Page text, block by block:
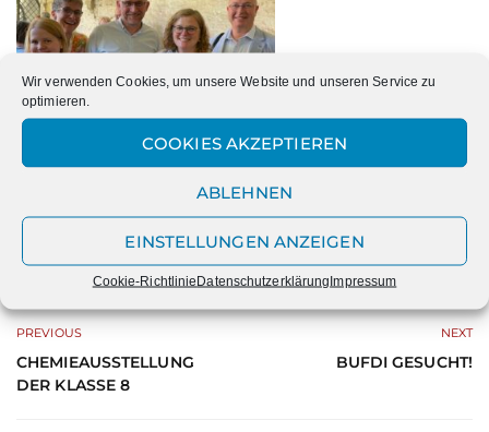
Wir verwenden Cookies, um unsere Website und unseren Service zu
optimieren.
COOKIES AKZEPTIEREN
ABLEHNEN
EINSTELLUNGEN ANZEIGEN
Cookie-RichtlinieDatenschutzerklärungImpressum
erhalten und die Schulgemeinschaft wird die verbleibenden
PREVIOUS
CHEMIEAUSSTELLUNG
DER KLASSE 8
NEXT
BUFDI GESUCHT!